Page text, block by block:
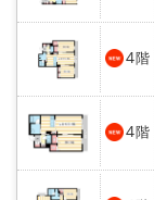
4階
4階